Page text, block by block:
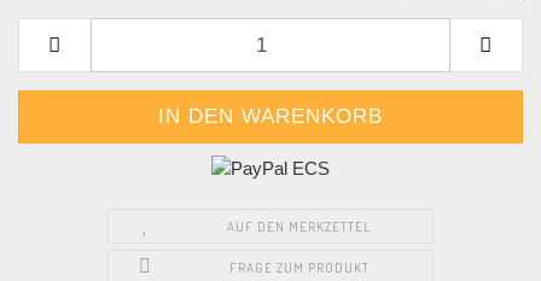
AUF DEN MERKZETTEL
FRAGE ZUM PRODUKT